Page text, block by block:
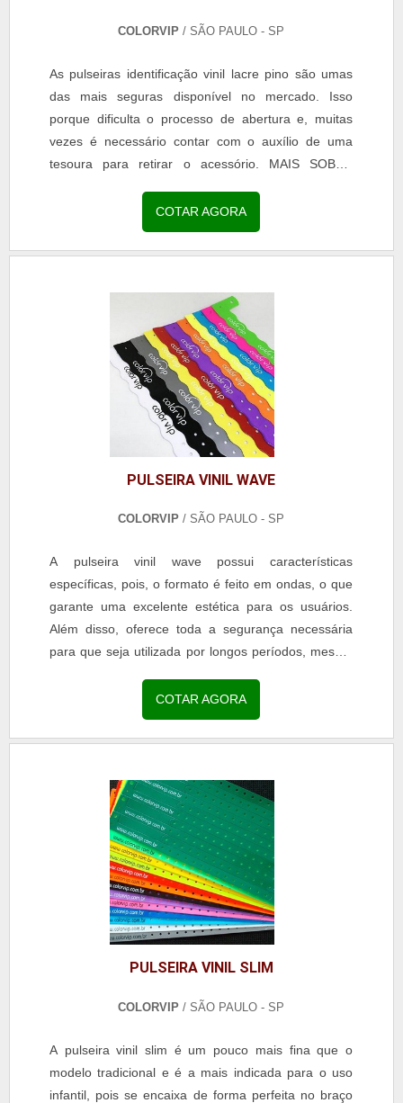
COLORVIP/ SÃO PAULO - SP
As pulseiras identificação vinil lacre pino são umas
das mais seguras disponível no mercado. Isso
porque dificulta o processo de abertura e, muitas
vezes é necessário contar com o auxílio de uma
tesoura para retirar o acessório. MAIS SOBRE
pulseira é o mais indicado para ser utilizado em
eventos de longa duração, já que possui também
resistência para ter contato com a água e até
COTAR AGORA
PULSEIRA VINIL WAVE
COLORVIP/ SÃO PAULO - SP
A pulseira vinil wave possui características
específicas, pois, o formato é feito em ondas, o que
garante uma excelente estética para os usuários.
Além disso, oferece toda a segurança necessária
para que seja utilizada por longos períodos, mesmo
QUE SÃO PULSEIRAS VINIL WAVEA trava de
segurança é a mesma dos demais modelos das
pulseiras de vinil, pois, o fechamento é realizado
COTAR AGORA
PULSEIRA VINIL SLIM
COLORVIP/ SÃO PAULO - SP
A pulseira vinil slim é um pouco mais fina que o
modelo tradicional e é a mais indicada para o uso
infantil, pois se encaixa de forma perfeita no braço